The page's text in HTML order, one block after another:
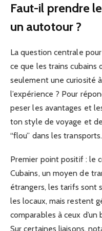
Faut-il prendre
un autotour ?
La question centrale
ce que les trains
seulement une curiosité
l’expérience ? Pour
peser les avantages et
ton style de voyage et
“flou” dans les transports.
Premier point positif : le
Cubains, un moyen de
étrangers, les tarifs sont
les locaux, mais restent
comparables à ceux
Sur certaines liaisons,